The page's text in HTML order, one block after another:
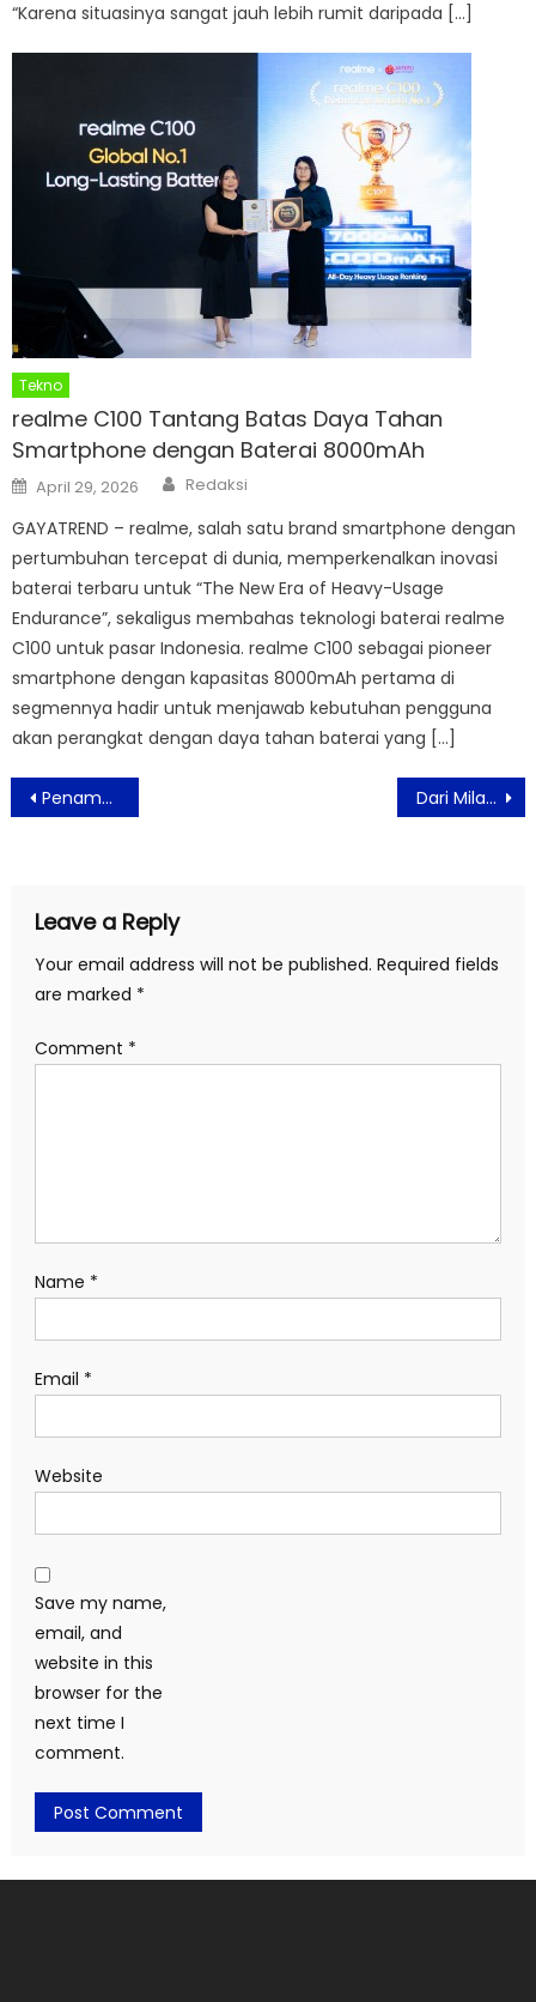
“Karena situasinya sangat jauh lebih rumit daripada […]
Tekno
realme C100 Tantang Batas Daya Tahan
Smartphone dengan Baterai 8000mAh
Posted
on
April 29, 2026 Author
Redaksi
GAYATREND – realme, salah satu brand smartphone dengan
pertumbuhan tercepat di dunia, memperkenalkan inovasi
baterai terbaru untuk “The New Era of Heavy-Usage
Endurance”, sekaligus membahas teknologi baterai realme
C100 untuk pasar Indonesia. realme C100 sebagai pioneer
smartphone dengan kapasitas 8000mAh pertama di
segmennya hadir untuk menjawab kebutuhan pengguna
akan perangkat dengan daya tahan baterai yang […]
Post
navigation
Penampilan Mermaid Jadi Primadona, Pengunjung Serbu Aktivitas di DXI 2026 Dari Milan ke PIK2, IDD Hadirkan Gaya Hidup Desain Bernilai Bisnis Global
Leave a Reply
Your email address will not be published. Required fields
are marked *
Comment *
Name *
Email *
Website
Save my name,
email, and
website in this
browser for the
next time I
comment.